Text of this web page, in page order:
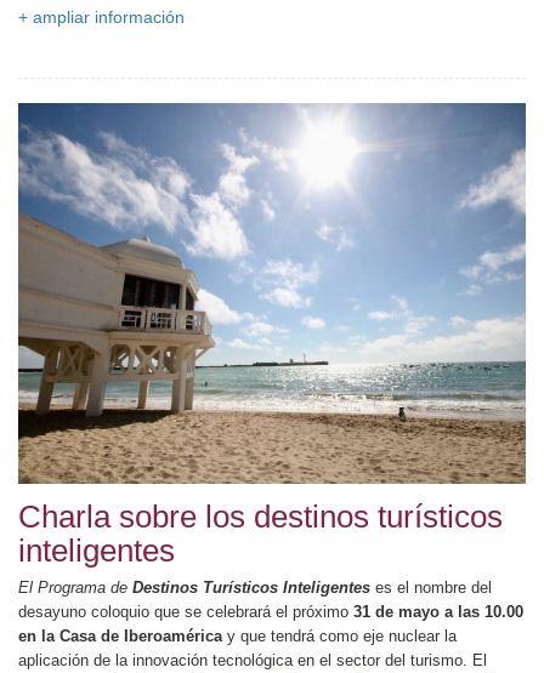
+ ampliar información
Charla sobre los destinos turísticos
inteligentes
El Programa de Destinos Turísticos Inteligentes es el nombre del
desayuno coloquio que se celebrará el próximo 31 de mayo a las 10.00
en la Casa de Iberoamérica y que tendrá como eje nuclear la
aplicación de la innovación tecnológica en el sector del turismo. El